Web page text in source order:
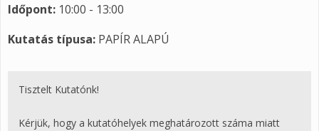
Időpont: 10:00 - 13:00
Kutatás típusa: PAPÍR ALAPÚ
Tisztelt Kutatónk!
Kérjük, hogy a kutatóhelyek meghatározott száma miatt